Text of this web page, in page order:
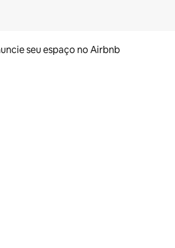
seu espaço no Airbnb